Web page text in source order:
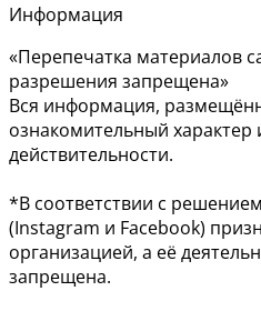
Информация
«Перепечатка материалов
разрешения запрещена»
Вся информация,
ознакомительный характер
действительности.
*В соответствии с
(Instagram и Facebook)
организацией, а её
запрещена.